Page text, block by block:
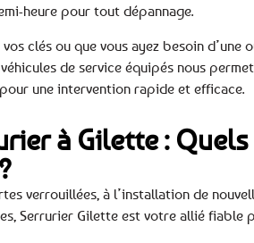
heure pour tout dépannage.
clés ou que vous ayez besoin
de service équipés nous
une intervention rapide et efficace.
à Gilette :
verrouillées, à l’installation de
Serrurier Gilette est votre allié fiable